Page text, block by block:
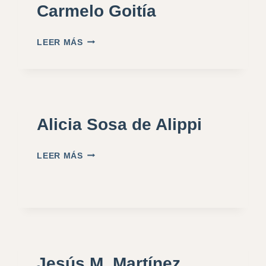
Carmelo Goitía
LEER MÁS
Alicia Sosa de Alippi
LEER MÁS